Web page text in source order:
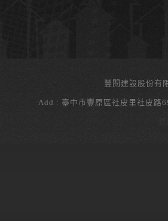
豐閱建設股份有
Add : 臺中市豐原區社皮里社皮